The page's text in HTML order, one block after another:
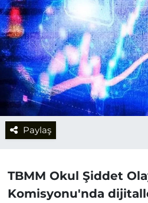
Paylaş
TBMM Okul Şiddet
Komisyonu'nda